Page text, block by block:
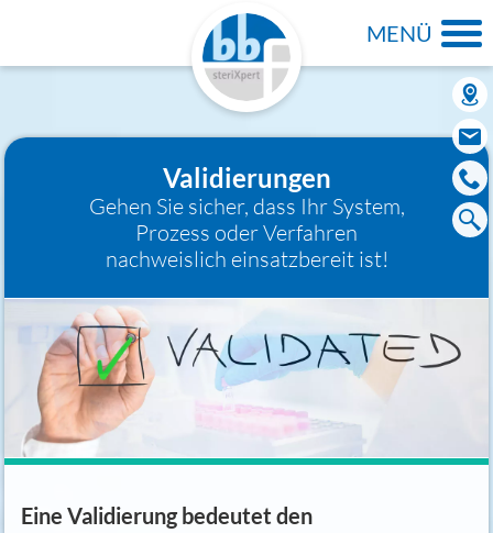
MENÜ
Validierungen
Gehen Sie sicher, dass Ihr System,
Prozess oder Verfahren
nachweislich einsatzbereit ist!
Eine Validierung bedeutet den